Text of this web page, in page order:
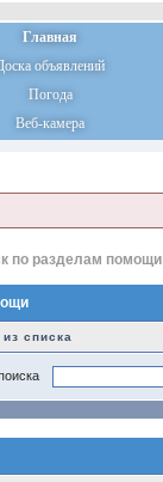
Главная
объявлений
Погода
Веб-камера
по разделам помощи
списка